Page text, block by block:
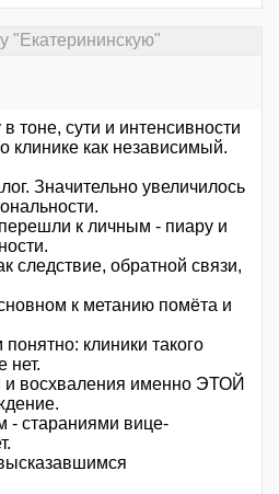
"Екатерининскую"
тоне, сути и интенсивности
как независимый.
Значительно увеличилось
к личным - пиару и
следствие, обратной связи,
к метанию помёта и
клиники такого
нет.
и восхваления именно ЭТОЙ
- стараниями вице-